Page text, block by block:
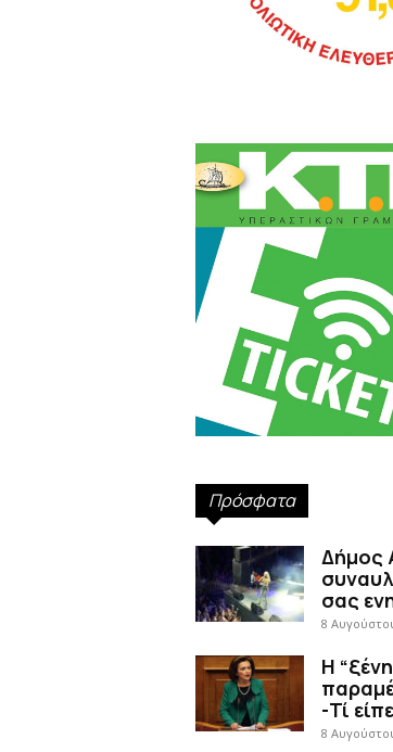
Πρόσφατα
Δήμος
σας
8
Η
-Τί
8